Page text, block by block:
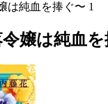
は純血を捧ぐ〜 1
嬢は純血を